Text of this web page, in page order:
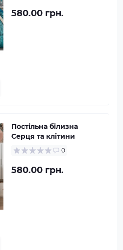
580.00 грн.
Постільна білизна
Серця та клітини
0
580.00 грн.